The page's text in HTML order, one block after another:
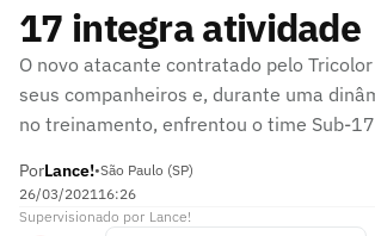
17 integra atividade
O novo atacante contratado pelo
seus companheiros e, durante uma
no treinamento, enfrentou o time Sub-
PorLance!•São Paulo (SP)
26/03/202116:26
Supervisionado por Lance!